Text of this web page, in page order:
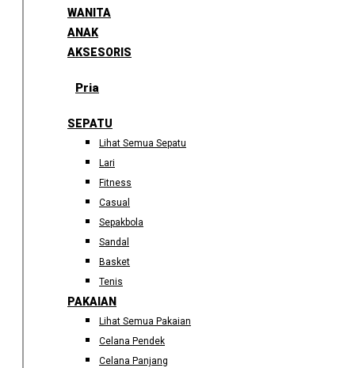
WANITA
ANAK
AKSESORIS
Pria
SEPATU
Lihat Semua Sepatu
Lari
Fitness
Casual
Sepakbola
Sandal
Basket
Tenis
PAKAIAN
Lihat Semua Pakaian
Celana Pendek
Celana Panjang